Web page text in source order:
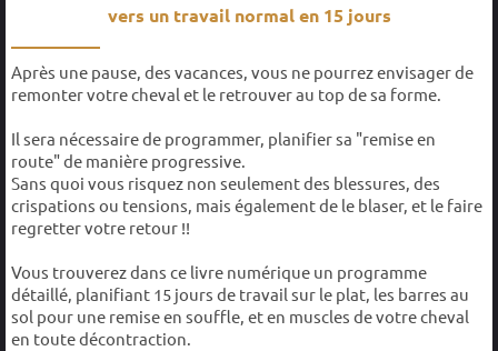
vers un travail normal en 15 jours
Après une pause, des vacances, vous ne pourrez envisager de
remonter votre cheval et le retrouver au top de sa forme.
Il sera nécessaire de programmer, planifier sa "remise en
route" de manière progressive.
Sans quoi vous risquez non seulement des blessures, des
crispations ou tensions, mais également de le blaser, et le faire
regretter votre retour !!
Vous trouverez dans ce livre numérique un programme
détaillé, planifiant 15 jours de travail sur le plat, les barres au
sol pour une remise en souffle, et en muscles de votre cheval
en toute décontraction.